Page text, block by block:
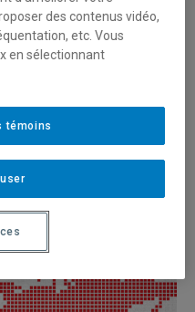
marcher?
des contenus vidéo,
etc. Vous
en sélectionnant
témoins